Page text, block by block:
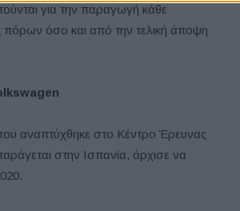
για την παραγωγή κάθε
πόρων όσο και από την τελική άποψη
αναπτύχθηκε στο Κέντρο Έρευνας
στην Ισπανία, άρχισε να